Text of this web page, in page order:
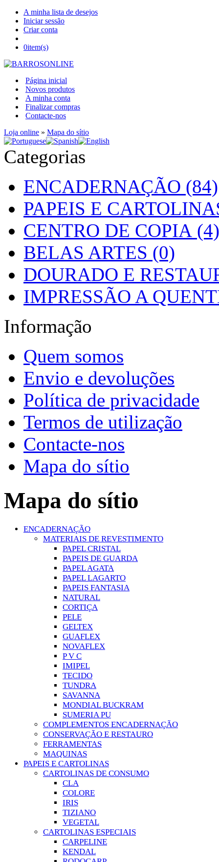
A minha lista de desejos
Iniciar sessão
Criar conta
0item(s)
Página inicial
Novos produtos
A minha conta
Finalizar compras
Contacte-nos
Loja online » Mapa do sítio
Categorias
ENCADERNAÇÃO (84)
PAPEIS E
CENTRO DE COPIA (4)
BELAS ARTES (0)
DOURADO E
IMPRESSÃO A
Informação
Quem somos
Envio e devoluções
Política de privacidade
Termos de utilização
Contacte-nos
Mapa do sítio
Mapa do sítio
ENCADERNAÇÃO
MATERIAIS DE REVESTIMENTO
PAPEL CRISTAL
PAPEIS DE GUARDA
PAPEL AGATA
PAPEL LAGARTO
PAPEIS FANTASIA
NATURAL
CORTIÇA
PELE
GELTEX
GUAFLEX
NOVAFLEX
P V C
IMIPEL
TECIDO
TUNDRA
SAVANNA
MONDIAL BUCKRAM
SUMERIA PU
COMPLEMENTOS ENCADERNAÇÃO
CONSERVAÇÃO E RESTAURO
FERRAMENTAS
MAQUINAS
PAPEIS E CARTOLINAS
CARTOLINAS DE CONSUMO
CLA
COLORE
IRIS
TIZIANO
VEGETAL
CARTOLINAS ESPECIAIS
CARPELINE
KENDAL